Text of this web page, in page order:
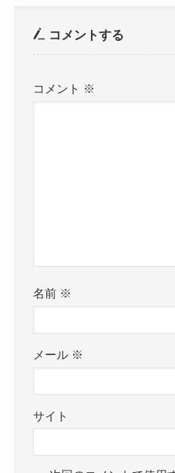
コメントする
コメント ※
名前 ※
メール ※
サイト